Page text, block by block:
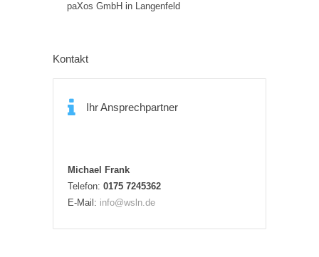
paXos GmbH in Langenfeld
Kontakt
Ihr Ansprechpartner
Michael Frank
Telefon: 0175 7245362
E-Mail: info@wsln.de